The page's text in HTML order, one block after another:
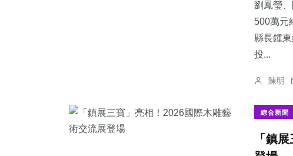
劉鳳瑩
500萬元
縣長鍾
投...
陳明
綜合新聞
「鎮